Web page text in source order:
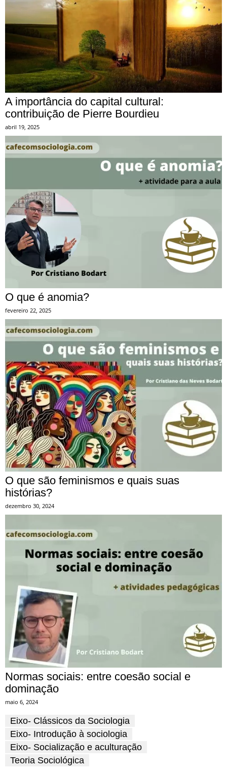
A importância do capital cultural:
contribuição de Pierre Bourdieu
abril 19, 2025
O que é anomia?
fevereiro 22, 2025
O que são feminismos e quais suas
histórias?
dezembro 30, 2024
Normas sociais: entre coesão social e
dominação
maio 6, 2024
Eixo- Clássicos da Sociologia
Eixo- Introdução à sociologia
Eixo- Socialização e aculturação
Teoria Sociológica